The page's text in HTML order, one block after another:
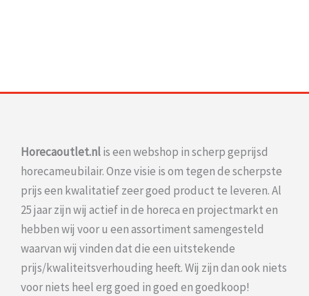
Horecaoutlet.nlis een webshop in scherp geprijsd
horecameubilair. Onze visie is om tegen de scherpste
prijs een kwalitatief zeer goed product te leveren. Al
25 jaar zijn wij actief in de horeca en projectmarkt en
hebben wij voor u een assortiment samengesteld
waarvan wij vinden dat die een uitstekende
prijs/kwaliteitsverhouding heeft. Wij zijn dan ook niets
voor niets heel erg goed in goed en goedkoop!